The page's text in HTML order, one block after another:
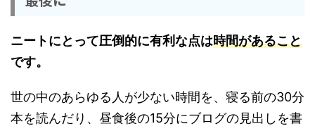
ニートにとって圧倒的に有利な点は時間があること
です。
世の中のあらゆる人が少ない時間を、寝る前の30分
本を読んだり、昼食後の15分にブログの見出しを書